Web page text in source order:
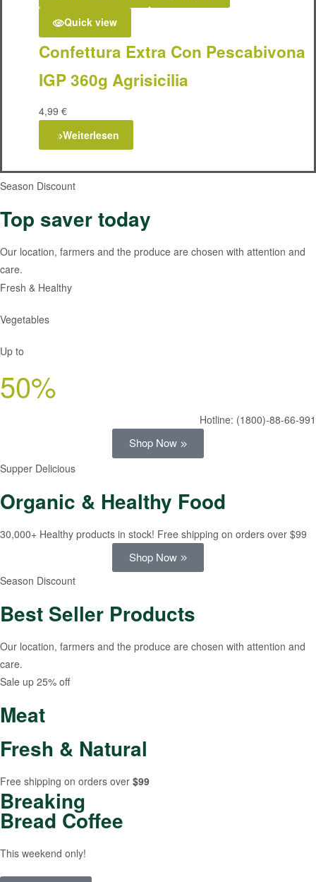
Quick view
Confettura Extra Con Pescabivona
IGP 360g Agrisicilia
4,99 €
Weiterlesen
Season Discount
Top saver today
Our location, farmers and the produce are chosen with attention and
care.
Fresh & Healthy
Vegetables
Up to
50%
Hotline: (1800)-88-66-991
Shop Now
Supper Delicious
Organic & Healthy Food
30,000+ Healthy products in stock! Free shipping on orders over $99
Shop Now
Season Discount
Best Seller Products
Our location, farmers and the produce are chosen with attention and
care.
Sale up 25% off
Meat
Fresh & Natural
Free shipping on orders over $99
Breaking
Bread Coffee
This weekend only!